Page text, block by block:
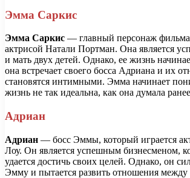
Эмма Саркис
Эмма Саркис — главный персонаж фильма,
актрисой Натали Портман. Она является
и мать двух детей. Однако, ее жизнь
она встречает своего босса Адриана и их
становятся интимными. Эмма начинает
жизнь не так идеальна, как она думала
Адриан
Адриан — босс Эммы, который играется
Лоу. Он является успешным бизнесменом,
удается достичь своих целей. Однако, он
Эмму и пытается развить отношения